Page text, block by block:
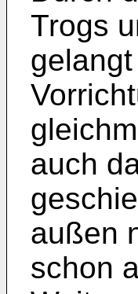
Trogs
auch
außen
schon